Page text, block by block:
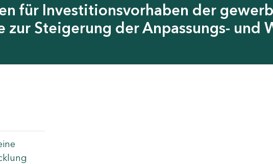
für Investitionsvorhaben der
zur Steigerung der Anpassungs- und